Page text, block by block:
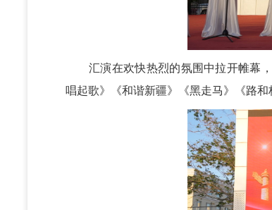
汇演在欢快热烈的氛围中拉开帷幕，
唱起歌》《和谐新疆》《黑走马》《路和